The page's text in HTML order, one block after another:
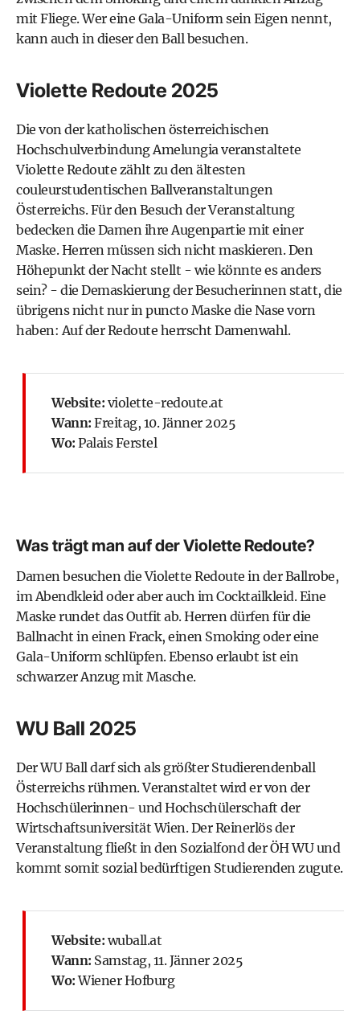
mit Fliege. Wer eine Gala-Uniform sein Eigen nennt,
kann auch in dieser den Ball besuchen.
Violette Redoute 2025
Die von der katholischen österreichischen
Hochschulverbindung Amelungia veranstaltete
Violette Redoute zählt zu den ältesten
couleurstudentischen Ballveranstaltungen
Österreichs. Für den Besuch der Veranstaltung
bedecken die Damen ihre Augenpartie mit einer
Maske. Herren müssen sich nicht maskieren. Den
Höhepunkt der Nacht stellt - wie könnte es anders
sein? - die Demaskierung der Besucherinnen statt, die
übrigens nicht nur in puncto Maske die Nase vorn
haben: Auf der Redoute herrscht Damenwahl.
Website: violette-redoute.at
Wann: Freitag, 10. Jänner 2025
Wo: Palais Ferstel
Was trägt man auf der Violette Redoute?
Damen besuchen die Violette Redoute in der Ballrobe,
im Abendkleid oder aber auch im Cocktailkleid. Eine
Maske rundet das Outfit ab. Herren dürfen für die
Ballnacht in einen Frack, einen Smoking oder eine
Gala-Uniform schlüpfen. Ebenso erlaubt ist ein
schwarzer Anzug mit Masche.
WU Ball 2025
Der WU Ball darf sich als größter Studierendenball
Österreichs rühmen. Veranstaltet wird er von der
Hochschülerinnen- und Hochschülerschaft der
Wirtschaftsuniversität Wien. Der Reinerlös der
Veranstaltung fließt in den Sozialfond der ÖH WU und
kommt somit sozial bedürftigen Studierenden zugute.
Website: wuball.at
Wann: Samstag, 11. Jänner 2025
Wo:Wiener Hofburg